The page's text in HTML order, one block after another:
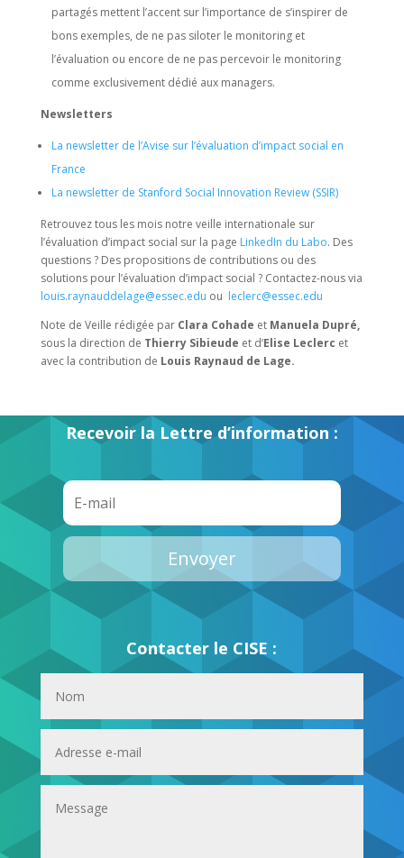
partagés mettent l’accent sur l’importance de s’inspirer de
bons exemples, de ne pas siloter le monitoring et
l’évaluation ou encore de ne pas percevoir le monitoring
comme exclusivement dédié aux managers.
Newsletters
La newsletter de l’Avise sur l’évaluation d’impact social en
France
La newsletter de Stanford Social Innovation Review (SSIR)
Retrouvez tous les mois notre veille internationale sur
l’évaluation d’impact social sur la page LinkedIn du Labo. Des
questions ? Des propositions de contributions ou des
solutions pour l’évaluation d’impact social ? Contactez-nous via
louis.raynauddelage@essec.edu ou leclerc@essec.edu
Note de Veille rédigée par Clara Cohade et Manuela Dupré,
sous la direction de Thierry Sibieude et d’Elise Leclerc et
avec la contribution de Louis Raynaud de Lage.
Recevoir la Lettre d’information :
Envoyer
Contacter le CISE :